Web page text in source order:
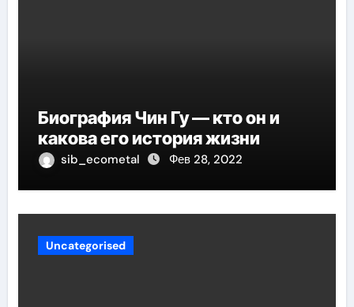
Биография Чин Гу — кто он и
какова его история жизни
sib_ecometal Фев 28, 2022
Uncategorised